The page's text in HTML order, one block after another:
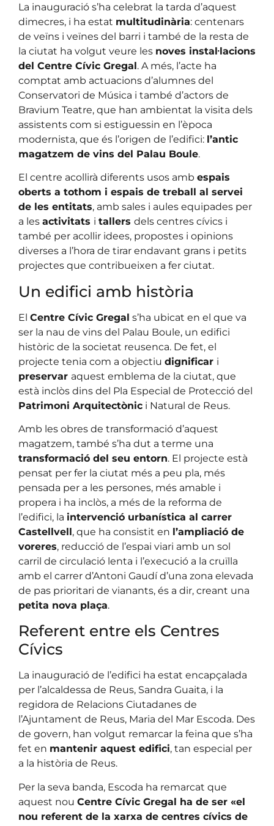
La inauguració s’ha celebrat la tarda d’aquest
dimecres, i ha estat multitudinària: centenars
de veïns i veïnes del barri i també de la resta de
la ciutat ha volgut veure les noves instal·lacions
del Centre Cívic Gregal. A més, l’acte ha
comptat amb actuacions d’alumnes del
Conservatori de Música i també d’actors de
Bravium Teatre, que han ambientat la visita dels
assistents com si estiguessin en l’època
modernista, que és l’origen de l’edifici: l’antic
magatzem de vins del Palau Boule.
El centre acollirà diferents usos amb espais
oberts a tothom i espais de treball al servei
de les entitats, amb sales i aules equipades per
a les activitats i tallers dels centres cívics i
també per acollir idees, propostes i opinions
diverses a l’hora de tirar endavant grans i petits
projectes que contribueixen a fer ciutat.
Un edifici amb història
El Centre Cívic Gregal s’ha ubicat en el que va
ser la nau de vins del Palau Boule, un edifici
històric de la societat reusenca. De fet, el
projecte tenia com a objectiu dignificar i
preservar aquest emblema de la ciutat, que
està inclòs dins del Pla Especial de Protecció del
Patrimoni Arquitectònic i Natural de Reus.
Amb les obres de transformació d’aquest
magatzem, també s’ha dut a terme una
transformació del seu entorn. El projecte està
pensat per fer la ciutat més a peu pla, més
pensada per a les persones, més amable i
propera i ha inclòs, a més de la reforma de
l’edifici, la intervenció urbanística al carrer
Castellvell, que ha consistit en l’ampliació de
voreres, reducció de l’espai viari amb un sol
carril de circulació lenta i l’execució a la cruïlla
amb el carrer d’Antoni Gaudí d’una zona elevada
de pas prioritari de vianants, és a dir, creant una
petita nova plaça.
Referent entre els Centres
Cívics
La inauguració de l’edifici ha estat encapçalada
per l’alcaldessa de Reus, Sandra Guaita, i la
regidora de Relacions Ciutadanes de
l’Ajuntament de Reus, Maria del Mar Escoda. Des
de govern, han volgut remarcar la feina que s’ha
fet en mantenir aquest edifici, tan especial per
a la història de Reus.
Per la seva banda, Escoda ha remarcat que
aquest nou Centre Cívic Gregal ha de ser «el
nou referent de la xarxa de centres cívics de